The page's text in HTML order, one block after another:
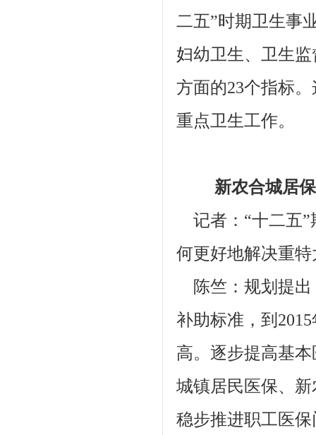
二五”时期卫生事
妇幼卫生、卫生
方面的23个指标
重点卫生工作。
新农合城居保
记者：“十二五”
何更好地解决重
陈竺：规划提出
补助标准，到
高。逐步提高基
城镇居民医保、
稳步推进职工医